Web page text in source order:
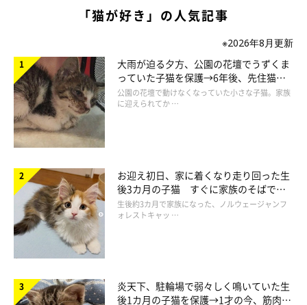
「猫が好き」の人気記事
※2026年8月更新
大雨が迫る夕方、公園の花壇でうずくま
っていた子猫を保護→6年後、先住猫
と“姉妹”のような関係に
公園の花壇で動けなくなっていた小さな子猫。家族
に迎えられてか …
お迎え初日、家に着くなり走り回った生
後3カ月の子猫 すぐに家族のそばで落
ち着く姿に「迎えてよかった」
生後約3カ月で家族になった、ノルウェージャンフ
ォレストキャッ …
炎天下、駐輪場で弱々しく鳴いていた生
後1カ月の子猫を保護→1才の今、筋肉質